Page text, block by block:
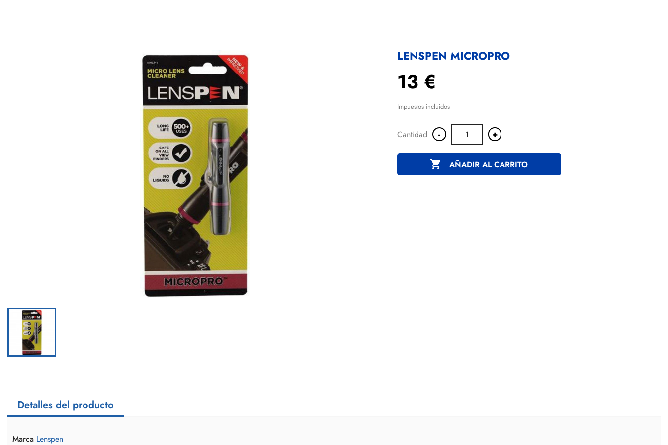
LENSPEN MICROPRO
13 €
Impuestos incluidos
Cantidad - +
 AÑADIR AL CARRITO
Detalles del producto
Marca Lenspen